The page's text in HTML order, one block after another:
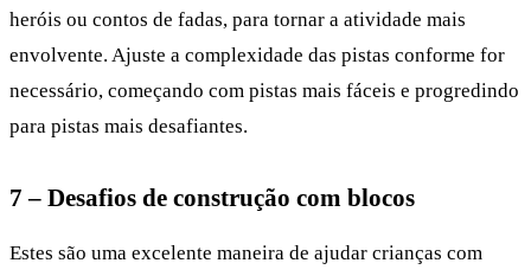
heróis ou contos de fadas, para tornar a atividade mais
envolvente. Ajuste a complexidade das pistas conforme for
necessário, começando com pistas mais fáceis e progredindo
para pistas mais desafiantes.
7 – Desafios de construção com blocos
Estes são uma excelente maneira de ajudar crianças com